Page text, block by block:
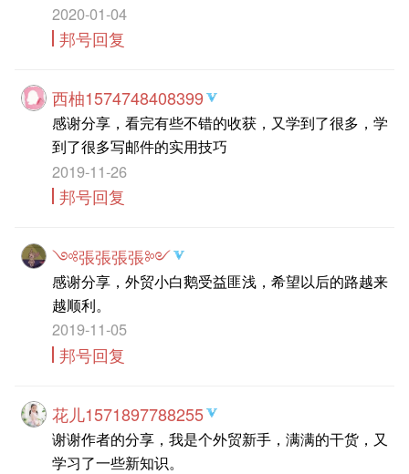
2020-01-04
邦号回复
西柚1574748408399
感谢分享，看完有些不错的收获，又学到了很多，学
到了很多写邮件的实用技巧
2019-11-26
邦号回复
༺張張張張༻
感谢分享，外贸小白鹅受益匪浅，希望以后的路越来
越顺利。
2019-11-05
邦号回复
花儿1571897788255
谢谢作者的分享，我是个外贸新手，满满的干货，又
学习了一些新知识。